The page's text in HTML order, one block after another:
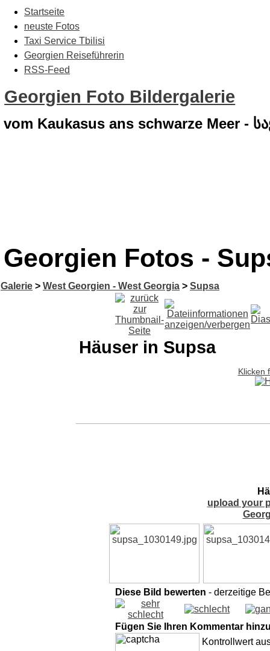
Startseite
neuste Fotos
Taxi Service Tbilisi
Georgien Reiseführerin
RSS-Feed
Georgien Foto Bildergalerie
vom Kaukasus ans schwarze Meer -
Georgien Fotos -
Galerie > West Georgien - West Georgia > Supsa
Häuser in Supsa
Klicken
upload your
Diese Bild bewerten - derzeitige
Fügen Sie Ihren Kommentar
Kontrollwert